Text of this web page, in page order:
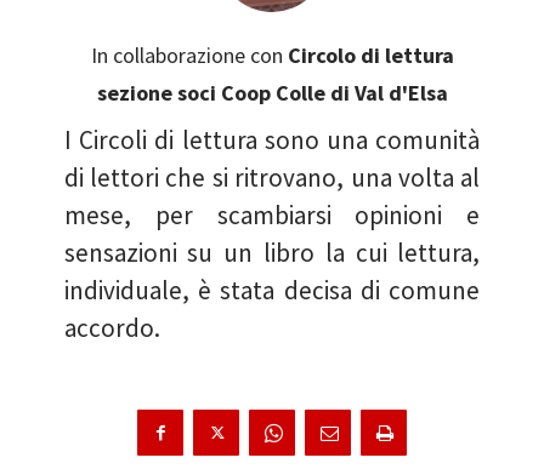
In collaborazione con Circolo di lettura
sezione soci Coop Colle di Val d'Elsa
I Circoli di lettura sono una comunità
di lettori che si ritrovano, una volta al
mese, per scambiarsi opinioni e
sensazioni su un libro la cui lettura,
individuale, è stata decisa di comune
accordo.